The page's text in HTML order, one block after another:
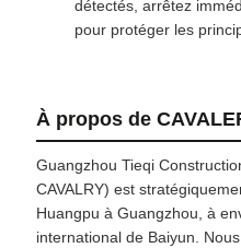
détectés, arrêtez
pour protéger les
À propos de
Guangzhou Tieqi
CAVALRY) est
Huangpu à Guangzhou, à
international de Baiyun.